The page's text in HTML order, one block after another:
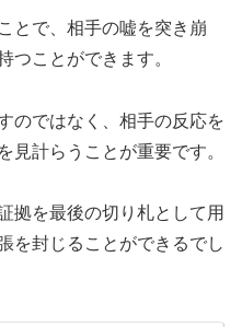
とで、相手の嘘を突き崩
つことができます。
のではなく、相手の反応を
見計らうことが重要です。
拠を最後の切り札として用
を封じることができるでし